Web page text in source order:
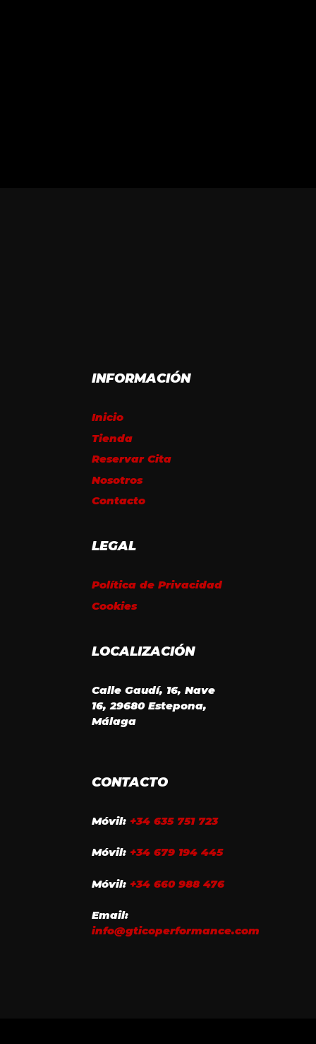
INFORMACIÓN
Inicio
Tienda
Reservar Cita
Nosotros
Contacto
LEGAL
Política de Privacidad
Cookies
LOCALIZACIÓN
Calle Gaudí, 16, Nave
16, 29680 Estepona,
Málaga
CONTACTO
Móvil: +34 635 751 723
Móvil: +34 679 194 445
Móvil: +34 660 988 476
Email:
info@gticoperformance.com